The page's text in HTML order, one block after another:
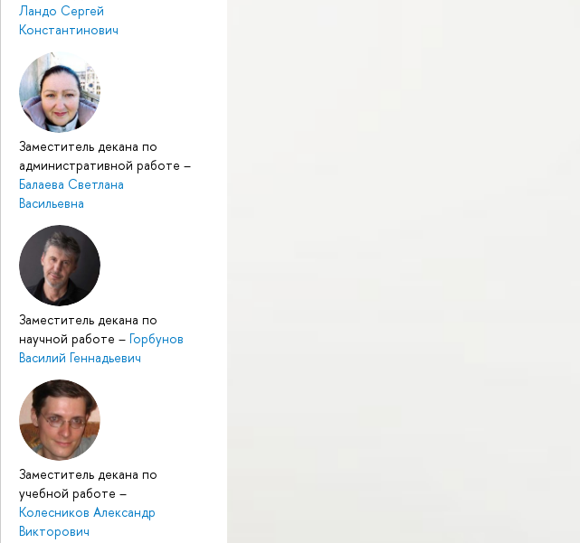
Ландо Сергей
Константинович
Заместитель декана по
административной работе –
Балаева Светлана
Васильевна
Заместитель декана по
научной работе – Горбунов
Василий Геннадьевич
Заместитель декана по
учебной работе –
Колесников Александр
Викторович